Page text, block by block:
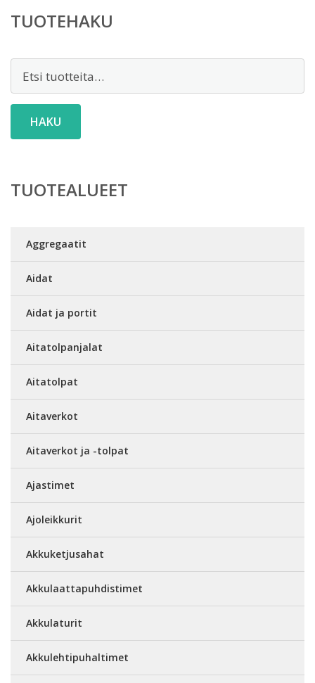
TUOTEHAKU
HAKU
TUOTEALUEET
Aggregaatit
Aidat
Aidat ja portit
Aitatolpanjalat
Aitatolpat
Aitaverkot
Aitaverkot ja -tolpat
Ajastimet
Ajoleikkurit
Akkuketjusahat
Akkulaattapuhdistimet
Akkulaturit
Akkulehtipuhaltimet